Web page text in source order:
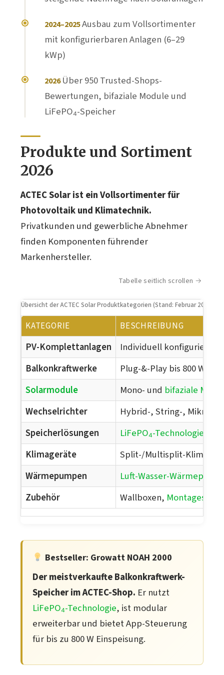
2024–2025Ausbau zum Vollsortimenter
mit konfigurierbaren Anlagen (6–29
kWp)
2026 Über 950 Trusted-Shops-
Bewertungen, bifaziale Module und
LiFePO₄-Speicher
Produkte und Sortiment
2026
ACTEC Solar ist ein Vollsortimenter für
Photovoltaik und Klimatechnik.
Privatkunden und gewerbliche Abnehmer
finden Komponenten führender
Markenhersteller.
Tabelle seitlich scrollen
Übersicht der ACTEC Solar Produktkategorien (Stand: Februar 2026)
KATEGORIE BESCHREIBUNG
PV-Komplettanlagen
Individuell konfigurierbar
Balkonkraftwerke
Plug-&-Play bis 800 W
Solarmodule
Mono- und bifaziale
Wechselrichter
Hybrid-, String-, Mikro-
Speicherlösungen
LiFePO₄-Technologie
Klimageräte
Split-/Multisplit-
Wärmepumpen
Luft-Wasser-
Zubehör
Wallboxen,
Bestseller: Growatt NOAH 2000
Der meistverkaufte Balkonkraftwerk-
Speicher im ACTEC-Shop. Er nutzt
LiFePO₄-Technologie, ist modular
erweiterbar und bietet App-Steuerung
für bis zu 800 W Einspeisung.